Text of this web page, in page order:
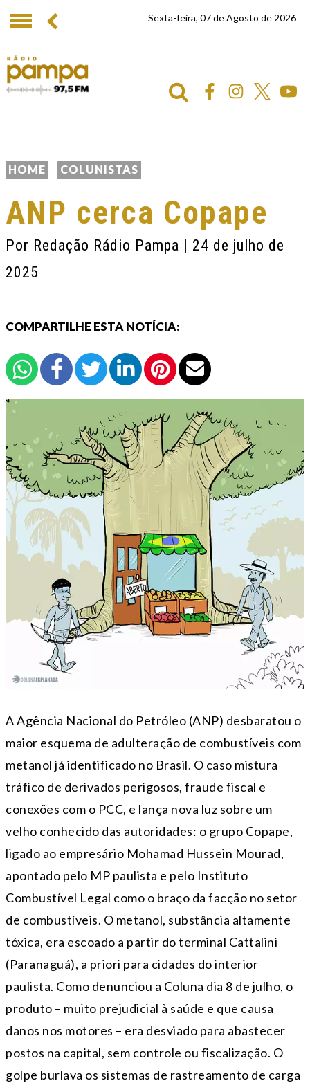
Sexta-feira, 07 de Agosto de 2026
HOME COLUNISTAS
ANP cerca Copape
Por Redação Rádio Pampa | 24 de julho de
2025
COMPARTILHE ESTA NOTÍCIA:
A Agência Nacional do Petróleo (ANP) desbaratou o
maior esquema de adulteração de combustíveis com
metanol já identificado no Brasil. O caso mistura
tráfico de derivados perigosos, fraude fiscal e
conexões com o PCC, e lança nova luz sobre um
velho conhecido das autoridades: o grupo Copape,
ligado ao empresário Mohamad Hussein Mourad,
apontado pelo MP paulista e pelo Instituto
Combustível Legal como o braço da facção no setor
de combustíveis. O metanol, substância altamente
tóxica, era escoado a partir do terminal Cattalini
(Paranaguá), a priori para cidades do interior
paulista. Como denunciou a Coluna dia 8 de julho, o
produto – muito prejudicial à saúde e que causa
danos nos motores – era desviado para abastecer
postos na capital, sem controle ou fiscalização. O
golpe burlava os sistemas de rastreamento de carga